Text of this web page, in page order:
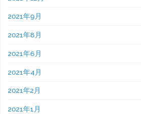
2021年9月
2021年8月
2021年6月
2021年4月
2021年2月
2021年1月